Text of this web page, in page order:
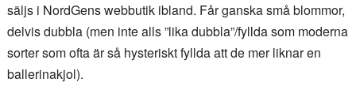
säljs i NordGens webbutik ibland. Får ganska små blommor,
delvis dubbla (men inte alls ”lika dubbla”/fyllda som moderna
sorter som ofta är så hysteriskt fyllda att de mer liknar en
ballerinakjol).